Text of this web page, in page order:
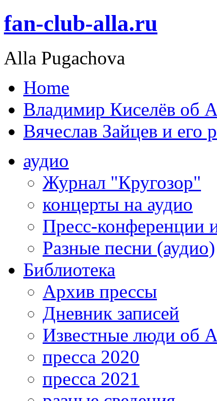
fan-club-alla.ru
Alla Pugachova
Home
Владимир Киселёв об
Вячеслав Зайцев и его
аудио
Журнал "Кругозор"
концерты на аудио
Пресс-конференции
Разные песни (аудио)
Библиотека
Архив прессы
Дневник записей
Известные люди об
пресса 2020
пресса 2021